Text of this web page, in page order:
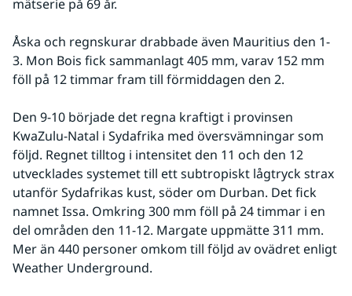
mätserie på 69 år.
Åska och regnskurar drabbade även Mauritius den 1-
3. Mon Bois fick sammanlagt 405 mm, varav 152 mm
föll på 12 timmar fram till förmiddagen den 2.
Den 9-10 började det regna kraftigt i provinsen
KwaZulu-Natal i Sydafrika med översvämningar som
följd. Regnet tilltog i intensitet den 11 och den 12
utvecklades systemet till ett subtropiskt lågtryck strax
utanför Sydafrikas kust, söder om Durban. Det fick
namnet Issa. Omkring 300 mm föll på 24 timmar i en
del områden den 11-12. Margate uppmätte 311 mm.
Mer än 440 personer omkom till följd av ovädret enligt
Weather Underground.